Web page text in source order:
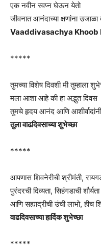
एक नवीन स्वप्न घेऊन येतो
जीवनात आनंदाच्या क्षणांना उजाळा
Vaaddivasachya Khoob
*****
तुमच्या विशेष दिवशी मी तुम्हाला
मला आशा आहे की हा अद्भुत दिवस
तुमचे हृदय आनंद आणि
तुला वाढदिवसाच्या शुभेच्छा
*****
आपणास शिवनेरीची श्रीमंती,
पुरंदरची दिव्यता, सिहंगडाची शौर्यता
आणि सह्याद्रीची उंची लाभो, हीच
वाढदिवसाच्या हार्दिक शुभेच्छा
*****